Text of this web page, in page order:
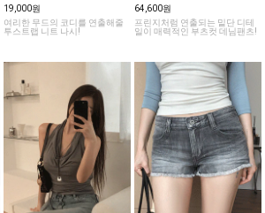
19,000원
여리한 무드의 코디를 연출해줄
투스트랩 니트 나시!
64,600원
프린지처럼 연출되는 밑단 디테
일이 매력적인 부츠컷 데님팬츠!